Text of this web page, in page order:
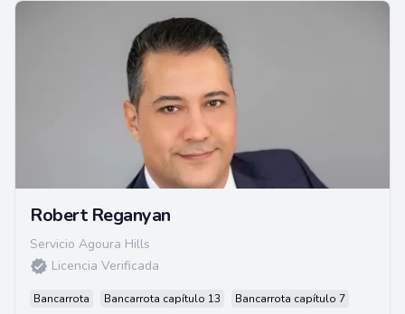
Robert Reganyan
Servicio Agoura Hills
Licencia Verificada
Bancarrota Bancarrota capítulo 13 Bancarrota capítulo 7